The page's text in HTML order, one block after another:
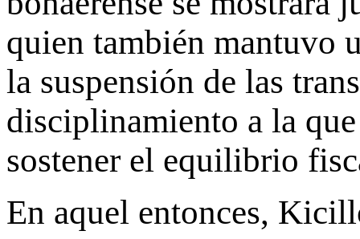
quien también mantuvo
la suspensión de las
disciplinamiento a la
sostener el equilibrio
En aquel entonces,